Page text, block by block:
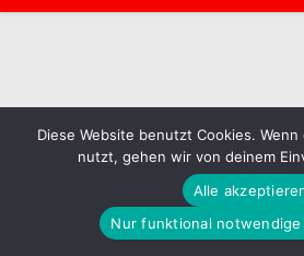
Diese Website benutzt Cookies.
nutzt, gehen wir von deinem
Alle
Nur funktional